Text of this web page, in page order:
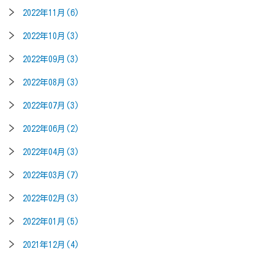
2022年11月(6)
2022年10月(3)
2022年09月(3)
2022年08月(3)
2022年07月(3)
2022年06月(2)
2022年04月(3)
2022年03月(7)
2022年02月(3)
2022年01月(5)
2021年12月(4)